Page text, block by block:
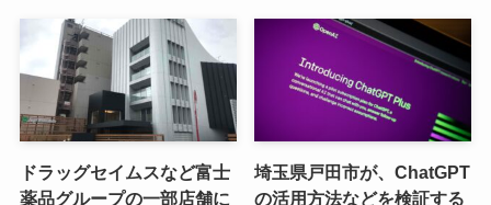
ドラッグセイムスなど富士
薬品グループの一部店舗に
埼玉県戸田市が、ChatGPT
の活用方法などを検証する